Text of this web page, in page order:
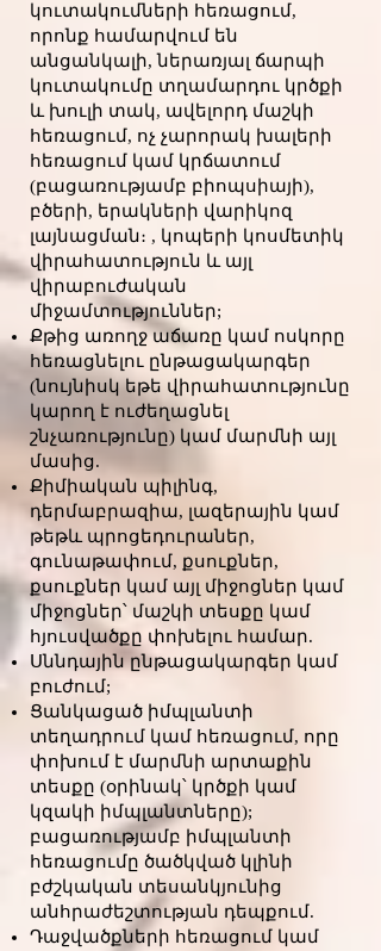
կուտակումների հեռացում,
որոնք համարվում են
անցանկալի, ներառյալ ճարպի
կուտակումը տղամարդու կրծքի
և խուլի տակ, ավելորդ մաշկի
հեռացում, ոչ չարորակ խալերի
հեռացում կամ կրճատում
(բացառությամբ բիոպսիայի),
բծերի, երակների վարիկոզ
լայնացման։ , կոպերի կոսմետիկ
վիրահատություն և այլ
վիրաբուժական
միջամտություններ;
Քթից առողջ աճառը կամ ոսկորը
հեռացնելու ընթացակարգեր
(նույնիսկ եթե վիրահատությունը
կարող է ուժեղացնել
շնչառությունը) կամ մարմնի այլ
մասից.
Քիմիական պիլինգ,
դերմաբրազիա, լազերային կամ
թեթև պրոցեդուրաներ,
գունաթափում, քսուքներ,
քսուքներ կամ այլ միջոցներ կամ
միջոցներ՝ մաշկի տեսքը կամ
հյուսվածքը փոխելու համար.
Սննդային ընթացակարգեր կամ
բուժում;
Ցանկացած իմպլանտի
տեղադրում կամ հեռացում, որը
փոխում է մարմնի արտաքին
տեսքը (օրինակ՝ կրծքի կամ
կզակի իմպլանտները);
բացառությամբ իմպլանտի
հեռացումը ծածկված կլինի
բժշկական տեսանկյունից
անհրաժեշտության դեպքում.
Դաջվածքների հեռացում կամ